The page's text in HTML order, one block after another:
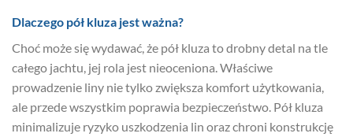
Dlaczego pół kluza jest ważna?
Choć może się wydawać, że pół kluza to drobny detal na tle
całego jachtu, jej rola jest nieoceniona. Właściwe
prowadzenie liny nie tylko zwiększa komfort użytkowania,
ale przede wszystkim poprawia bezpieczeństwo. Pół kluza
minimalizuje ryzyko uszkodzenia lin oraz chroni konstrukcję